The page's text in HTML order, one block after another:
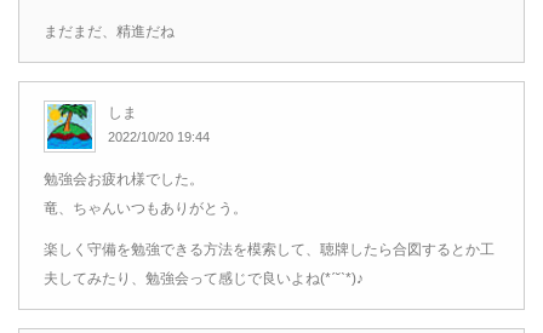
まだまだ、精進だね
しま
2022/10/20 19:44
勉強会お疲れ様でした。
竜、ちゃんいつもありがとう。
楽しく守備を勉強できる方法を模索して、聴牌したら合図するとか工
夫してみたり、勉強会って感じで良いよね(*ˊ˘ˋ*)♪